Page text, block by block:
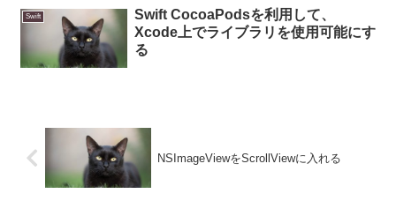
Swift
Swift CocoaPodsを利用して、
Xcode上でライブラリを使用可能にす
る
NSImageViewをScrollViewに入れる